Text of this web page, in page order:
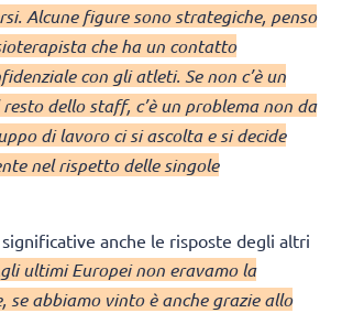
Alcune figure sono strategiche, penso
che ha un contatto
con gli atleti. Se non c’è un
dello staff, c’è un problema non da
di lavoro ci si ascolta e si decide
nel rispetto delle singole
anche le risposte degli altri
ultimi Europei non eravamo la
se abbiamo vinto è anche grazie allo